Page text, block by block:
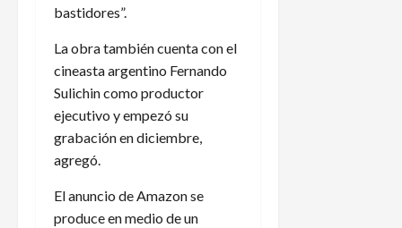
bastidores”.
La obra también cuenta con el
cineasta argentino Fernando
Sulichin como productor
ejecutivo y empezó su
grabación en diciembre,
agregó.
El anuncio de Amazon se
produce en medio de un